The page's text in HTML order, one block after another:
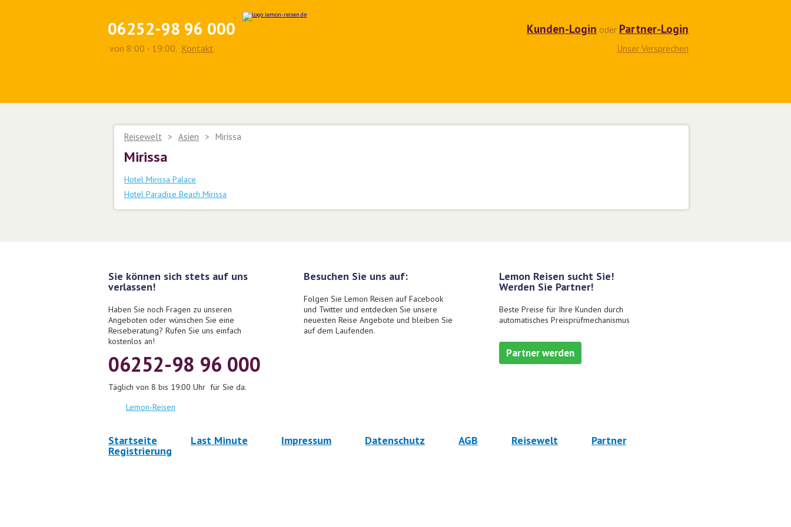
06252-98 96 000
von 8:00 - 19:00. Kontakt
Kunden-Login oder Partner-Login
Unser Versprechen
Reisewelt > Asien > Mirissa
Mirissa
Hotel Mirissa Palace
Hotel Paradise Beach Mirissa
Sie können sich stets auf uns
verlassen!
Haben Sie noch Fragen zu unseren
Angeboten oder wünschen Sie eine
Reiseberatung? Rufen Sie uns einfach
kostenlos an!
06252-98 96 000
Täglich von 8 bis 19:00 Uhr für Sie da.
Lemon-Reisen
Besuchen Sie uns auf:
Folgen Sie Lemon Reisen auf Facebook
und Twitter und entdecken Sie unsere
neuesten Reise Angebote und bleiben Sie
auf dem Laufenden.
Lemon Reisen sucht Sie!
Werden Sie Partner!
Beste Preise für Ihre Kunden durch
automatisches Preisprüfmechanismus
Partner werden
Startseite Last Minute Impressum Datenschutz AGB Reisewelt Partner
Registrierung